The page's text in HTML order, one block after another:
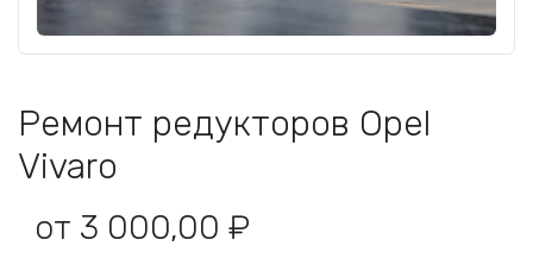
Ремонт редукторов Opel
Vivaro
от 3 000,00 ₽